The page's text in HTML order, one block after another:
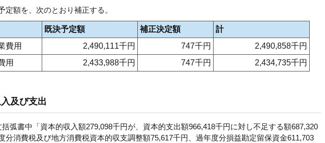
定額を、次のとおり補正する。
既決予定額 補正決定額
計
費用
2,490,111千円 747千円
2,490,858千円
用
2,433,988千円 747千円 2,434,735千円
及び支出
弧書中「資本的収入額279,098千円が、資本的支出額966,418千円に対し不足する額687,320
分消費税及び地方消費税資本的収支調整額75,617千円、過年度分損益勘定留保資金611,703